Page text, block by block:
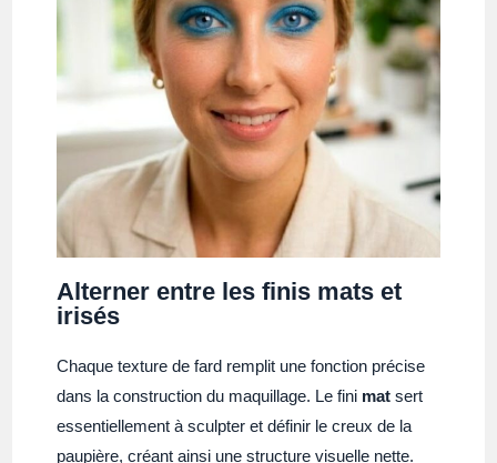
Alterner entre les finis mats et
irisés
Chaque texture de fard remplit une fonction précise
dans la construction du maquillage. Le fini mat sert
essentiellement à sculpter et définir le creux de la
paupière, créant ainsi une structure visuelle nette.